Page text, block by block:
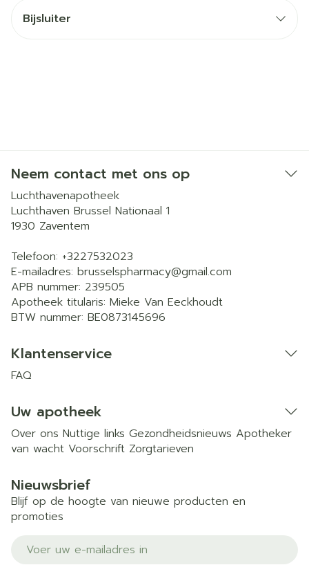
Bijsluiter
Neem contact met ons op
Luchthavenapotheek
Luchthaven Brussel Nationaal 1
1930 Zaventem
Telefoon: +3227532023
E-mailadres: brusselspharmacy@gmail.com
APB nummer: 239505
Apotheek titularis: Mieke Van Eeckhoudt
BTW nummer: BE0873145696
Klantenservice
FAQ
Uw apotheek
Over ons Nuttige links Gezondheidsnieuws Apotheker
van wacht Voorschrift Zorgtarieven
Nieuwsbrief
Blijf op de hoogte van nieuwe producten en
promoties
E-mail adres